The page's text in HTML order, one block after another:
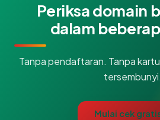
Periksa domain
dalam
Tanpa pendaftaran. Tanpa
tersembunyi.
Mulai cek